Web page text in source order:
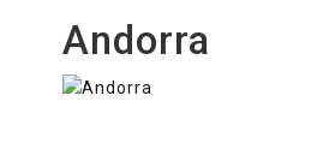
Andorra